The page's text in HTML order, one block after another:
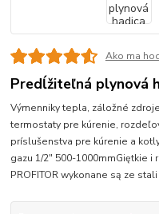
Ako ma
Predĺžiteľná plynová
Výmenniky tepla, záložné
termostaty pre kúrenie,
príslušenstva pre kúrenie a
gazu 1/2" 500-1000mmGiętkie
PROFITOR wykonane są ze